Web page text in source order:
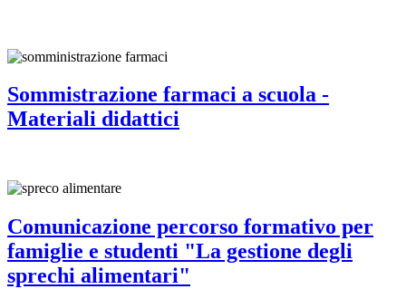
Sommistrazione farmaci a scuola -
Materiali didattici
Comunicazione percorso formativo per
famiglie e studenti "La gestione degli
sprechi alimentari"